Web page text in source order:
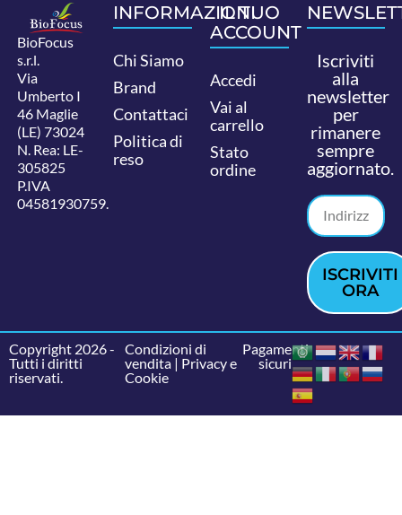
BioFocus
s.r.l.
Via
Umberto I
46 Maglie
(LE) 73024
N. Rea: LE-
305825
P.IVA
04581930759.
INFORMAZIONI
Chi Siamo
Brand
Contattaci
Politica di
reso
IL TUO
ACCOUNT
Accedi
Vai al
carrello
Stato
ordine
Iscriviti
alla
newsletter
per
rimanere
sempre
aggiornato.
ISCRIVITI
ORA
Copyright 2026 -
Tutti i diritti
riservati.
Condizioni di
vendita| Privacy e
Cookie
Pagamenti
sicuri